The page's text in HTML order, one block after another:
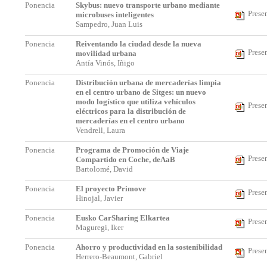
Ponencia
Skybus: nuevo transporte urbano mediante
microbuses inteligentes
Sampedro, Juan Luis
Ponencia
Reiventando la ciudad desde la nueva
movilidad urbana
Antía Vinós, Iñigo
Ponencia
Distribución urbana de mercaderías limpia
en el centro urbano de Sitges: un nuevo
modo logístico que utiliza vehículos
eléctricos para la distribución de
mercaderías en el centro urbano
Vendrell, Laura
Ponencia
Programa de Promoción de Viaje
Compartido en Coche, deAaB
Bartolomé, David
Ponencia
El proyecto Primove
Hinojal, Javier
Ponencia
Eusko CarSharing Elkartea
Maguregi, Iker
Ponencia
Ahorro y productividad en la sostenibilidad
Herrero-Beaumont, Gabriel